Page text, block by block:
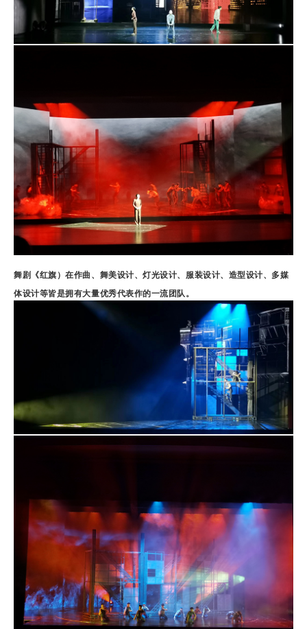
舞剧《红旗）在作曲、舞美设计、灯光设计、服装设计、造型设计、多媒
体设计等皆是拥有大量优秀代表作的一流团队。